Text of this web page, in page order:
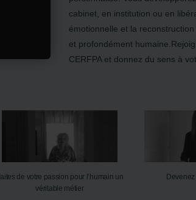
cabinet, en institution ou en
émotionnelle et la
et profondément
CERFPA et donnez du sens à
de votre passion pour l’humain un
véritable métier